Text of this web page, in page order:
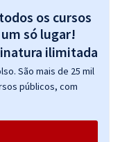
20%)
Pernambuco - Perito
o TAF (Pré-edital)
os cursos
só lugar!
São mais de 25 mil
públicos, com